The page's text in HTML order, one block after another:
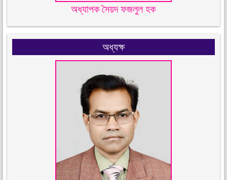
অধ্যাপক সৈয়দ ফজলুল হক
অধ্যক্ষ